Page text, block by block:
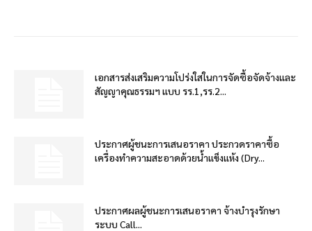
เอกสารส่งเสริมความโปร่งใสในการจัดซื้อจัดจ้างและ
สัญญาคุณธรรมฯ แบบ รร.1,รร.2...
ประกาศผู้ชนะการเสนอราคา ประกวดราคาซื้อ
เครื่องทำความสะอาดด้วยน้ำแข็งแห้ง (Dry...
ประกาศผลผู้ชนะการเสนอราคา จ้างบำรุงรักษา
ระบบ Call...